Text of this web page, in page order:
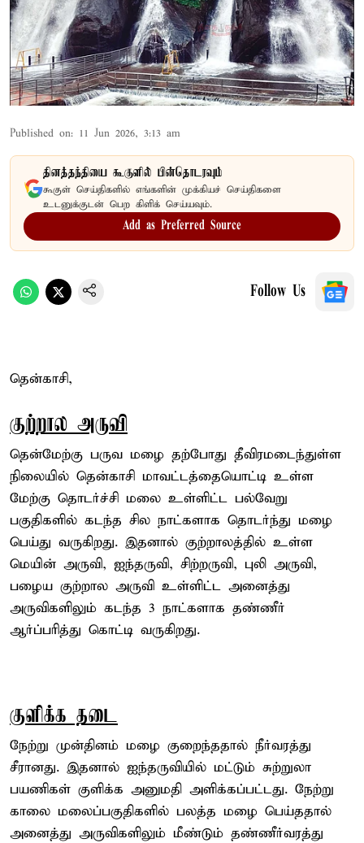
Published on: 11 Jun 2026, 3:13 am
தினத்தந்தியை கூகுளில் பின்தொடரவும்
கூகுள் செய்திகளில் எங்களின் முக்கியச் செய்திகளை
உடனுக்குடன் பெற கிளிக் செய்யவும்.
Add as Preferred Source
Follow Us
தென்காசி,
குற்றால அருவி
தென்மேற்கு பருவ மழை தற்போது தீவிரமடைந்துள்ள
நிலையில் தென்காசி மாவட்டத்தையொட்டி உள்ள
மேற்கு தொடர்ச்சி மலை உள்ளிட்ட பல்வேறு
பகுதிகளில் கடந்த சில நாட்களாக தொடர்ந்து மழை
பெய்து வருகிறது. இதனால் குற்றாலத்தில் உள்ள
மெயின் அருவி, ஐந்தருவி, சிற்றருவி, புலி அருவி,
பழைய குற்றால அருவி உள்ளிட்ட அனைத்து
அருவிகளிலும் கடந்த 3 நாட்களாக தண்ணீர்
ஆர்ப்பரித்து கொட்டி வருகிறது.
குளிக்க தடை
நேற்று முன்தினம் மழை குறைந்ததால் நீர்வரத்து
சீரானது. இதனால் ஐந்தருவியில் மட்டும் சுற்றுலா
பயணிகள் குளிக்க அனுமதி அளிக்கப்பட்டது. நேற்று
காலை மலைப்பகுதிகளில் பலத்த மழை பெய்ததால்
அனைத்து அருவிகளிலும் மீண்டும் தண்ணீர்வரத்து